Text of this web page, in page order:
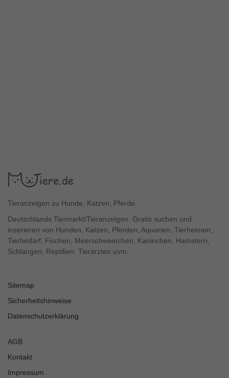
Tieranzeigen zu Hunde, Katzen, Pferde.
Deutschlands Tiermarkt/Tieranzeigen. Gratis suchen und
inserieren von Hunden, Katzen, Pferden, Aquarien, Tierheimen,
Tierbedarf, Fischen, Meerschweinchen, Kaninchen, Hamstern,
Schlangen, Reptilien, Tierärzten uvm.
Sitemap
Sicherheitshinweise
Datenschutzerklärung
AGB
Kontakt
Impressum